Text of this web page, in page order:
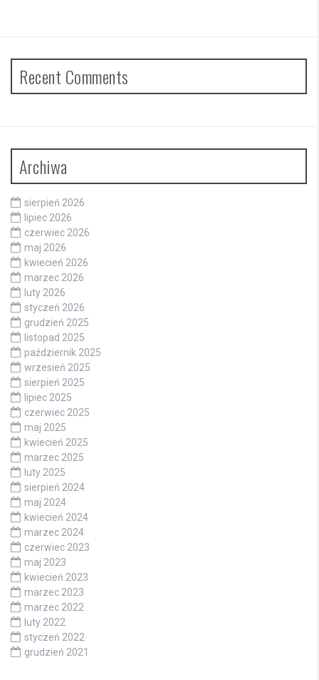
Recent Comments
Archiwa
sierpień 2026
lipiec 2026
czerwiec 2026
maj 2026
kwiecień 2026
marzec 2026
luty 2026
styczeń 2026
grudzień 2025
listopad 2025
październik 2025
wrzesień 2025
sierpień 2025
lipiec 2025
czerwiec 2025
maj 2025
kwiecień 2025
marzec 2025
luty 2025
sierpień 2024
maj 2024
kwiecień 2024
marzec 2024
czerwiec 2023
maj 2023
kwiecień 2023
marzec 2023
marzec 2022
luty 2022
styczeń 2022
grudzień 2021